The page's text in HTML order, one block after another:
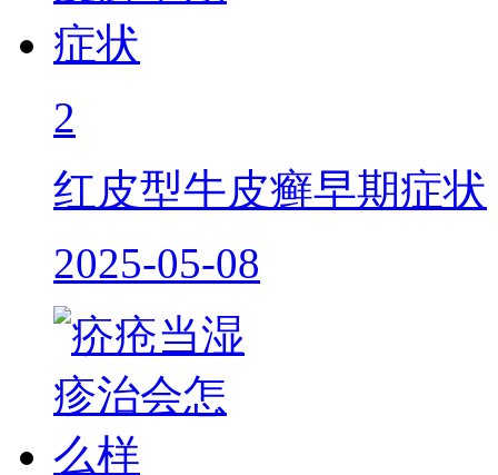
2
红皮型牛皮癣早期症状
2025-05-08